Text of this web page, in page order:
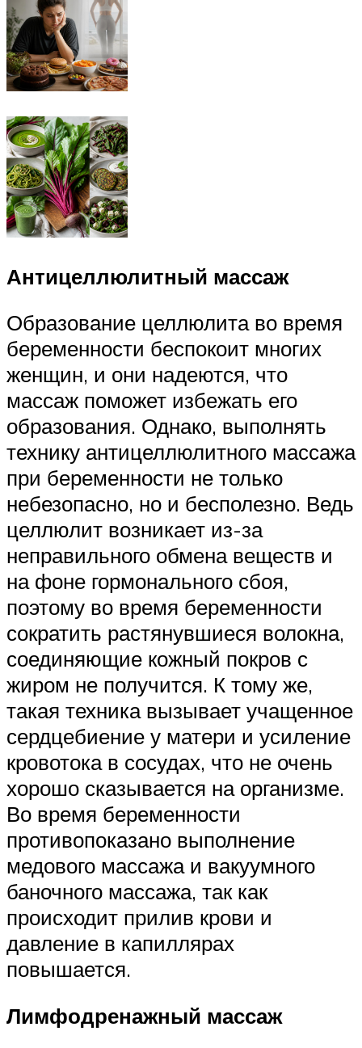
Антицеллюлитный массаж
Образование целлюлита во время
беременности беспокоит многих
женщин, и они надеются, что
массаж поможет избежать его
образования. Однако, выполнять
технику антицеллюлитного массажа
при беременности не только
небезопасно, но и бесполезно. Ведь
целлюлит возникает из-за
неправильного обмена веществ и
на фоне гормонального сбоя,
поэтому во время беременности
сократить растянувшиеся волокна,
соединяющие кожный покров с
жиром не получится. К тому же,
такая техника вызывает учащенное
сердцебиение у матери и усиление
кровотока в сосудах, что не очень
хорошо сказывается на организме.
Во время беременности
противопоказано выполнение
медового массажа и вакуумного
баночного массажа, так как
происходит прилив крови и
давление в капиллярах
повышается.
Лимфодренажный массаж